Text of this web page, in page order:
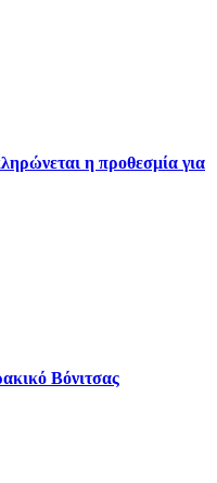
η προθεσμία για
Βόνιτσας